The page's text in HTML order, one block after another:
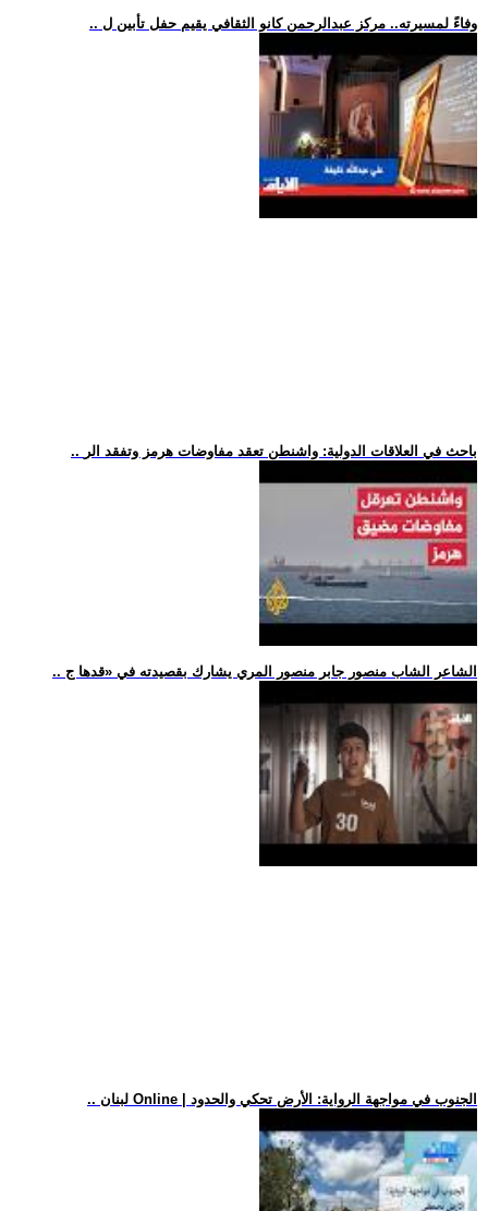
.. وفاءً لمسيرته.. مركز عبدالرحمن كانو الثقافي يقيم حفل تأبين ل
.. باحث في العلاقات الدولية: واشنطن تعقد مفاوضات هرمز وتفقد الر
.. الشاعر الشاب منصور جابر منصور المري يشارك بقصيدته في «قدها ج
.. لبنان Online | الجنوب في مواجهة الرواية: الأرض تحكي والحدود